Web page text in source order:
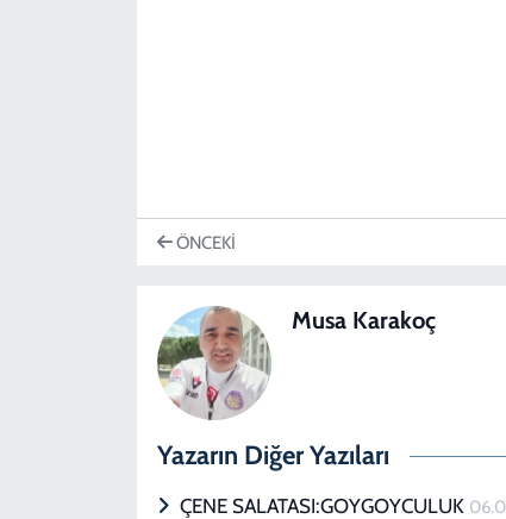
ÖNCEKI
Musa Karakoç
Yazarın Diğer Yazıları
ÇENE SALATASI:GOYGOYCULUK